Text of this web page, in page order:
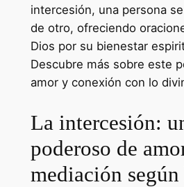
intercesión, una persona
de otro, ofreciendo
Dios por su bienestar
Descubre más sobre este
amor y conexión con lo
La intercesión:
poderoso de
mediación